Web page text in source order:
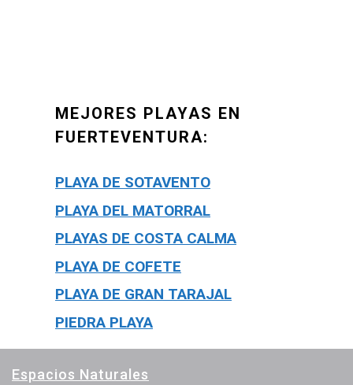
MEJORES PLAYAS EN
FUERTEVENTURA:
PLAYA DE SOTAVENTO
PLAYA DEL MATORRAL
PLAYAS DE COSTA CALMA
PLAYA DE COFETE
PLAYA DE GRAN TARAJAL
PIEDRA PLAYA
Espacios Naturales